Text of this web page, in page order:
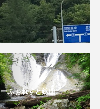
ふぉれすと鉱山